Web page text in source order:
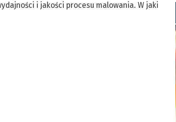
i jakości procesu malowania. W jaki